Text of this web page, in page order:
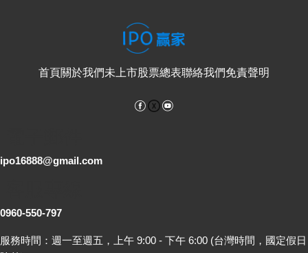
首頁關於我們未上市股票總表聯絡我們免責聲明
Facebook
ipo16888@gmail.com
0960-550-797
服務時間：週一至週五，上午 9:00 - 下午 6:00 (台灣時間，國定假日